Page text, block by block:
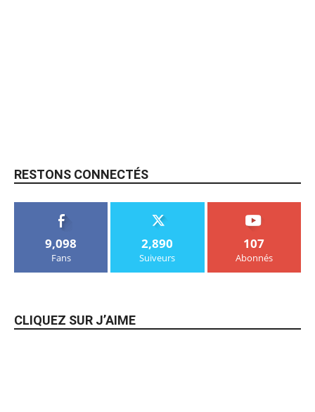
RESTONS CONNECTÉS
9,098
Fans
2,890
Suiveurs
107
Abonnés
CLIQUEZ SUR J’AIME